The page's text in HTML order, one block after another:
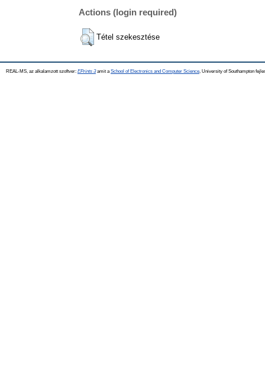
Actions (login required)
Tétel szekesztése
REAL-MS, az alkalamzott szoftver: EPrints 3amit a School of Electronics and Computer Science , University of Southampton